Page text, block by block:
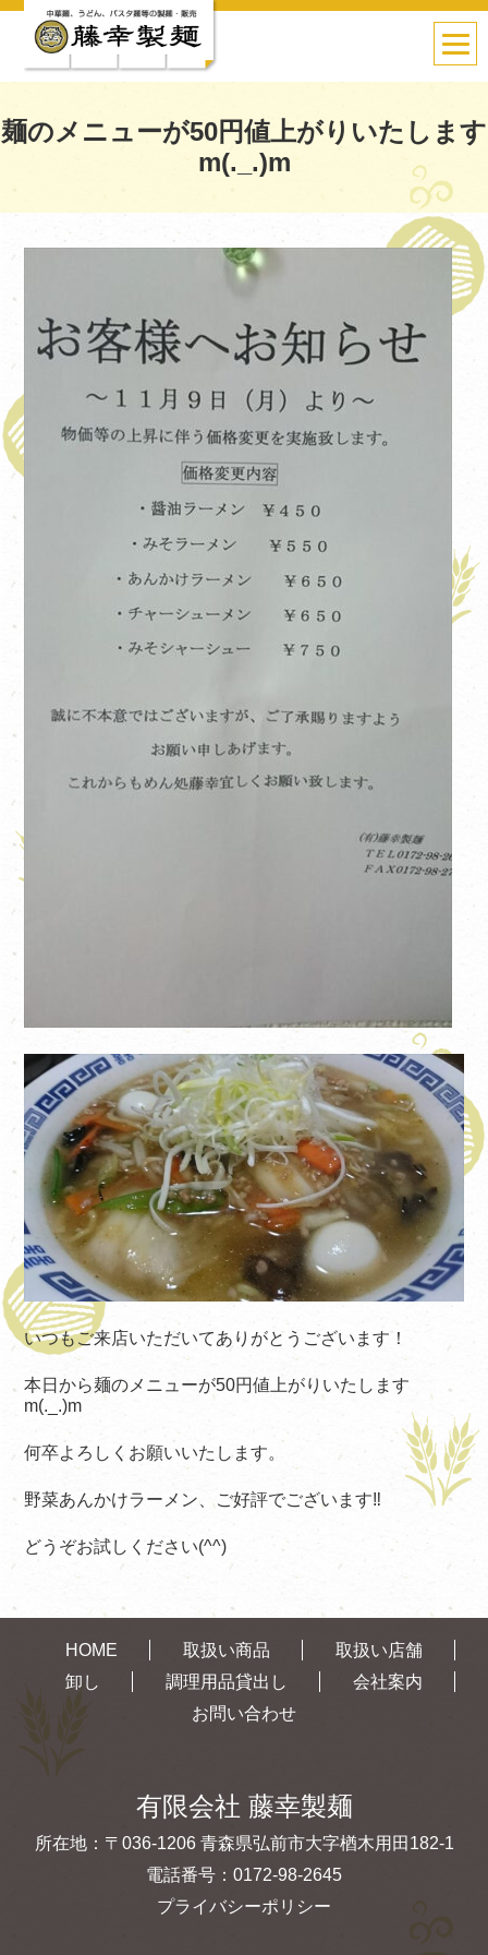
麺のメニューが50円値上がりいたします
m(._.)m
いつもご来店いただいてありがとうございます！
本日から麺のメニューが50円値上がりいたします
m(._.)m
何卒よろしくお願いいたします。
野菜あんかけラーメン、ご好評でございます‼
どうぞお試しください(^^)
HOME 取扱い商品
取扱い店舗
卸し
調理用品貸出し
会社案内
お問い合わせ
有限会社 藤幸製麺
所在地：〒036-1206 青森県弘前市大字楢木用田182-1
電話番号： 0172-98-2645
プライバシーポリシー